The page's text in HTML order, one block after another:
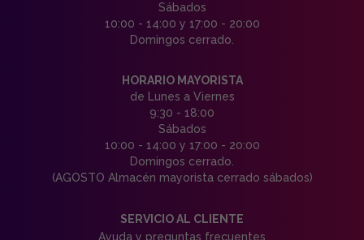
Sábados
10:00 - 14:00 y 17:00 - 20:00
Domingos cerrado.
HORARIO MAYORISTA
de Lunes a Viernes
9:30 - 18:00
Sábados
10:00 - 14:00 y 17:00 - 20:00
Domingos cerrado.
(AGOSTO Almacén mayorista cerrado sábados)
SERVICIO AL CLIENTE
Ayuda y preguntas frecuentes